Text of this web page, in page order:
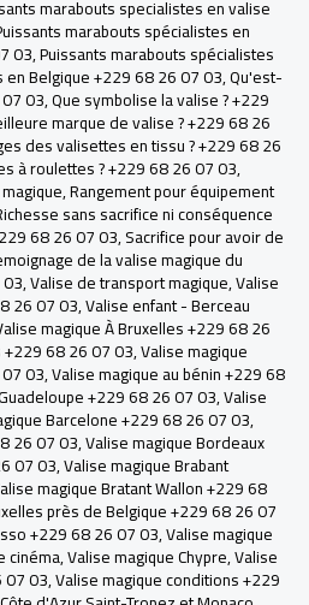
marabouts specialistes en valise
marabouts spécialistes en
03,Puissants marabouts spécialistes
Belgique +229 68 26 07 03,Qu'est-
03,Que symbolise la valise ? +229
marque de valise ? +229 68 26
des valisettes en tissu ? +229 68 26
à roulettes ? +229 68 26 07 03,
,Rangement pour équipement
sans sacrifice ni conséquence
68 26 07 03,Sacrifice pour avoir de
de la valise magique du
,Valise de transport magique,Valise
26 07 03,Valise enfant - Berceau
magique À Bruxelles +229 68 26
+229 68 26 07 03,Valise magique
03,Valise magique au bénin +229 68
+229 68 26 07 03,Valise
Barcelone +229 68 26 07 03,
26 07 03,Valise magique Bordeaux
07 03,Valise magique Brabant
magique Bratant Wallon +229 68
près de Belgique +229 68 26 07
+229 68 26 07 03,Valise magique
cinéma,Valise magique Chypre,Valise
07 03,Valise magique conditions +229